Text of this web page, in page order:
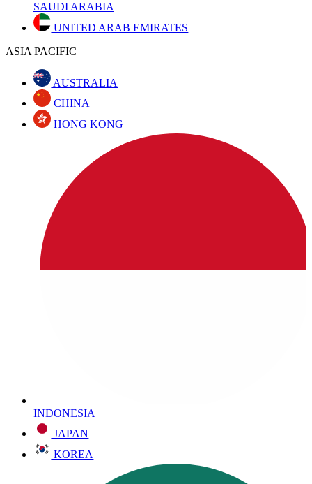
SAUDI ARABIA
UNITED ARAB EMIRATES
ASIA PACIFIC
AUSTRALIA
CHINA
HONG KONG
INDONESIA
JAPAN
KOREA